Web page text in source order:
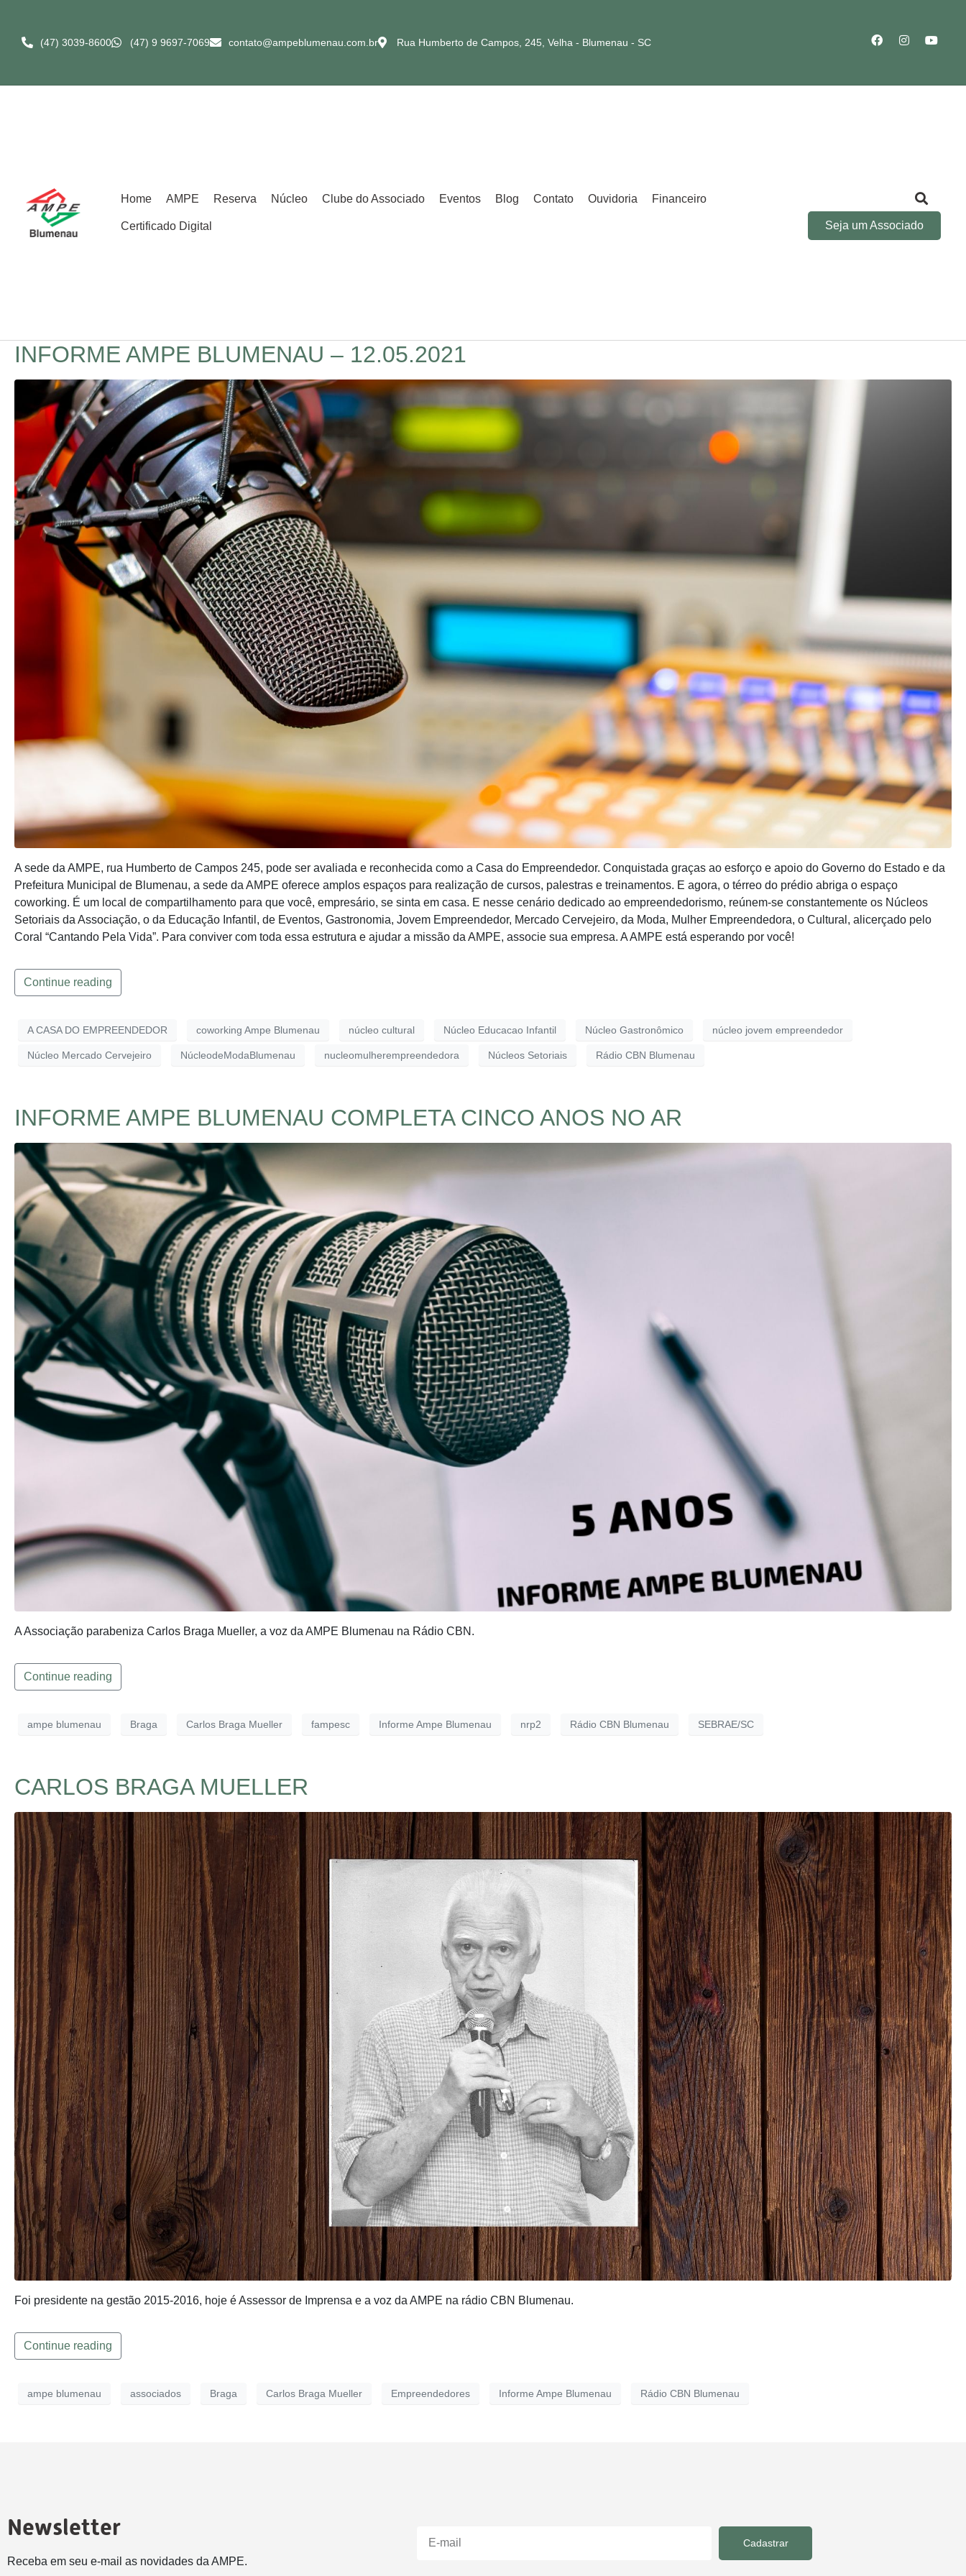
(47) 3039-8600​ (47) 9 9697-7069 contato@ampeblumenau.com.br Rua Humberto de Campos, 245, Velha - Blumenau - SC
Home AMPE Reserva Núcleo Clube do Associado Eventos Blog Contato Ouvidoria Financeiro
Certificado Digital Seja um Associado
INFORME AMPE BLUMENAU – 12.05.2021
A sede da AMPE, rua Humberto de Campos 245, pode ser avaliada e reconhecida como a Casa do Empreendedor. Conquistada graças ao esforço e apoio do Governo do Estado e da
Prefeitura Municipal de Blumenau, a sede da AMPE oferece amplos espaços para realização de cursos, palestras e treinamentos. E agora, o térreo do prédio abriga o espaço
coworking. É um local de compartilhamento para que você, empresário, se sinta em casa. E nesse cenário dedicado ao empreendedorismo, reúnem-se constantemente os Núcleos
Setoriais da Associação, o da Educação Infantil, de Eventos, Gastronomia, Jovem Empreendedor, Mercado Cervejeiro, da Moda, Mulher Empreendedora, o Cultural, alicerçado pelo
Coral “Cantando Pela Vida”. Para conviver com toda essa estrutura e ajudar a missão da AMPE, associe sua empresa. A AMPE está esperando por você!
Continue reading
A CASA DO EMPREENDEDOR coworking Ampe Blumenau núcleo cultural Núcleo Educacao Infantil Núcleo Gastronômico núcleo jovem empreendedor
Núcleo Mercado Cervejeiro NúcleodeModaBlumenau nucleomulherempreendedora Núcleos Setoriais Rádio CBN Blumenau
INFORME AMPE BLUMENAU COMPLETA CINCO ANOS NO AR
A Associação parabeniza Carlos Braga Mueller, a voz da AMPE Blumenau na Rádio CBN.
Continue reading
ampe blumenau Braga Carlos Braga Mueller fampesc Informe Ampe Blumenau nrp2 Rádio CBN Blumenau SEBRAE/SC
CARLOS BRAGA MUELLER
Foi presidente na gestão 2015-2016, hoje é Assessor de Imprensa e a voz da AMPE na rádio CBN Blumenau.
Continue reading
ampe blumenau associados Braga Carlos Braga Mueller Empreendedores Informe Ampe Blumenau Rádio CBN Blumenau
Newsletter
Receba em seu e-mail as novidades da AMPE.
Cadastrar